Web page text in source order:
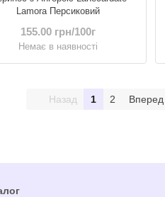
Lamora Персиковий
155.00 грн/100г
Немає в наявності
Назад 1 2 Вперед